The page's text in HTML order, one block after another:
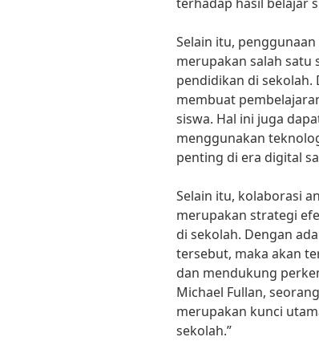
Selain itu,
merupakan salah
pendidikan di
membuat
siswa. Hal ini juga
menggunakan
penting di era digital
Selain itu, kolaborasi
merupakan strategi
di sekolah. Dengan
tersebut, maka akan
dan mendukung
Michael Fullan,
merupakan kunci
sekolah.”